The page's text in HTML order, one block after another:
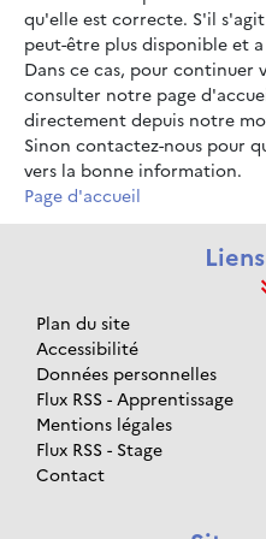
qu'elle est correcte. S'il
peut-être plus disponible et
Dans ce cas, pour continuer
consulter notre page
directement depuis notre
Sinon contactez-nous pour
vers la bonne information.
Page d'accueil
Plan du site
Accessibilité
Données personnelles
Flux RSS - Apprentissage
Mentions légales
Flux RSS - Stage
Contact